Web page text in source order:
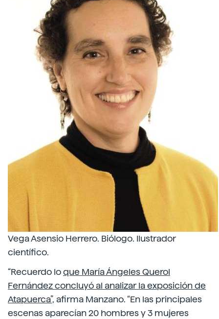
Vega Asensio Herrero. Biólogo. Ilustrador
científico.
“Recuerdo loque María Ángeles Querol
Fernández concluyó al analizar la exposición de
Atapuerca”, afirma Manzano. “En las principales
escenas aparecían 20 hombres y 3 mujeres